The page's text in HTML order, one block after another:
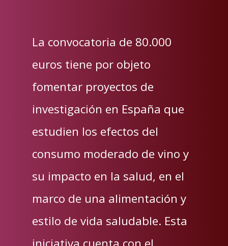
La convocatoria de 80.000
euros tiene por objeto
fomentar proyectos de
investigación en España que
estudien los efectos del
consumo moderado de vino y
su impacto en la salud, en el
marco de una alimentación y
estilo de vida saludable. Esta